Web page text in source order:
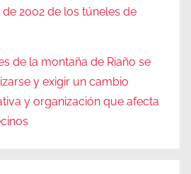
2002 de los túneles de
de la montaña de Riaño se
y exigir un cambio
y organización que afecta